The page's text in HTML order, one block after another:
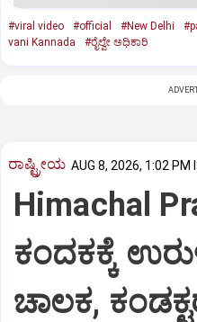
#viral video #official #New Delhi
vani Kannada
#ರೈಲ್ವೇ ಅಧಿಕಾರಿ
ರಾಷ್ಟ್ರೀಯ AUG 8, 2026, 1:02 PM
Himachal
ಕಂದಕಕ್ಕೆ
ಚಾಲಕ,